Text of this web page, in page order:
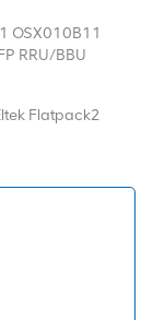
OSX010B11
RRU/BBU
Flatpack2